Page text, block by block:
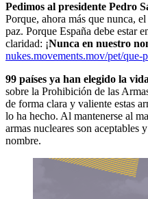
Pedimos al presidente Pedro
Porque, ahora más que nunca,
paz. Porque España debe estar
claridad: ¡Nunca en nuestro
nukes.movements.mov/pet/que-
99 países ya han elegido la
sobre la Prohibición de las
de forma clara y valiente estas
lo ha hecho. Al mantenerse al
armas nucleares son aceptables
nombre.